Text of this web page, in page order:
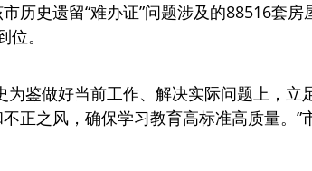
历史遗留“难办证”问题涉及的88516套
。
鉴做好当前工作、解决实际问题上，立
正之风，确保学习教育高标准高质量。